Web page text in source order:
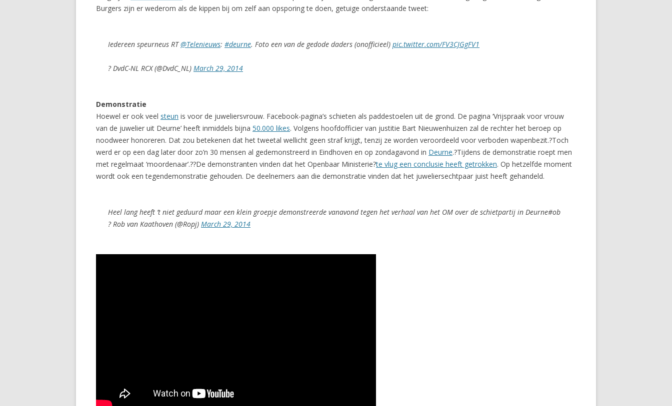
Burgers zijn er wederom als de kippen bij om zelf aan opsporing te doen, getuige onderstaande tweet:
Iedereen speurneus RT@Telenieuws: #deurne. Foto een van de gedode daders (onofficieel) pic.twitter.com/FV3CJGgFV1
? DvdC-NL RCX (@DvdC_NL) March 29, 2014
Demonstratie
Hoewel er ook veel steun is voor de juweliersvrouw. Facebook-pagina’s schieten als paddestoelen uit de grond. De pagina ‘Vrijspraak voor vrouw
van de juwelier uit Deurne’ heeft inmiddels bijna 50.000 likes. Volgens hoofdofficier van justitie Bart Nieuwenhuizen zal de rechter het beroep op
noodweer honoreren. Dat zou betekenen dat het tweetal wellicht geen straf krijgt, tenzij ze worden veroordeeld voor verboden wapenbezit.?Toch
werd er op een dag later door zo’n 30 mensen al gedemonstreerd in Eindhoven en op zondagavond in Deurne.?Tijdens de demonstratie roept men
met regelmaat ‘moordenaar’.??De demonstranten vinden dat het Openbaar Ministerie?te vlug een conclusie heeft getrokken. Op hetzelfde moment
wordt ook een tegendemonstratie gehouden. De deelnemers aan die demonstratie vinden dat het juweliersechtpaar juist heeft gehandeld.
Heel lang heeft ’t niet geduurd maar een klein groepje demonstreerde vanavond tegen het verhaal van het OM over de schietpartij in Deurne#ob
? Rob van Kaathoven (@Ropj) March 29, 2014